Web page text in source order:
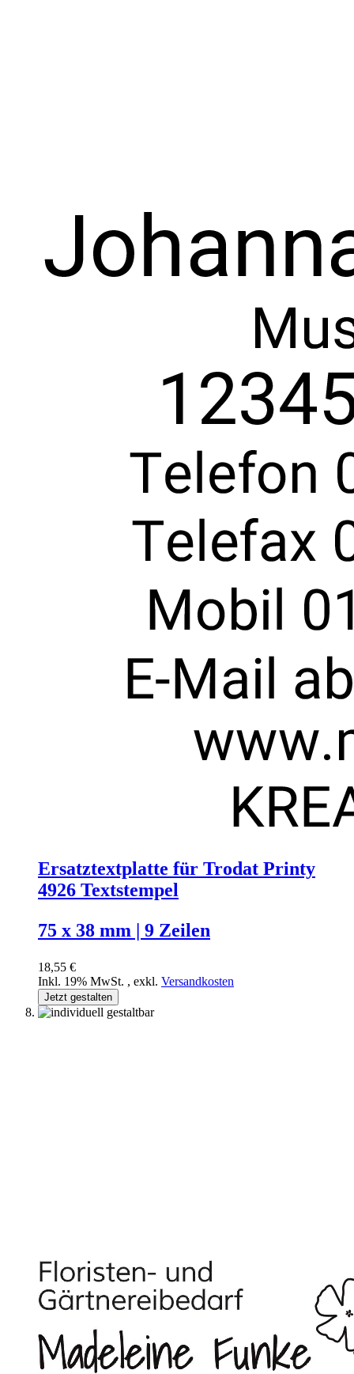
Ersatztextplatte für Trodat Printy
4926 Textstempel
75 x 38 mm | 9 Zeilen
18,55 €
Inkl. 19% MwSt. , exkl. Versandkosten
Jetzt gestalten